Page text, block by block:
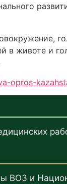
в животе и
opros-
ВОЗ и